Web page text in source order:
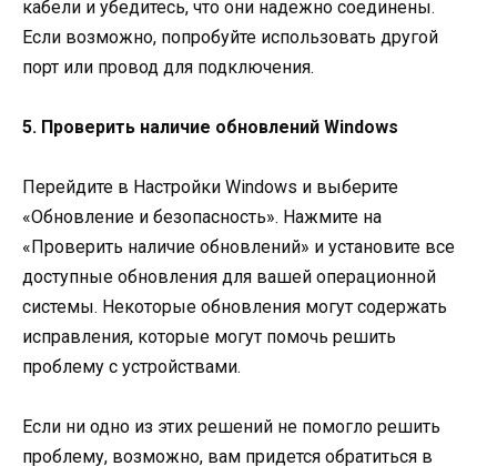
кабели и убедитесь, что они надежно соединены.
Если возможно, попробуйте использовать другой
порт или провод для подключения.
5. Проверить наличие обновлений Windows
Перейдите в Настройки Windows и выберите
«Обновление и безопасность». Нажмите на
«Проверить наличие обновлений» и установите все
доступные обновления для вашей операционной
системы. Некоторые обновления могут содержать
исправления, которые могут помочь решить
проблему с устройствами.
Если ни одно из этих решений не помогло решить
проблему, возможно, вам придется обратиться в